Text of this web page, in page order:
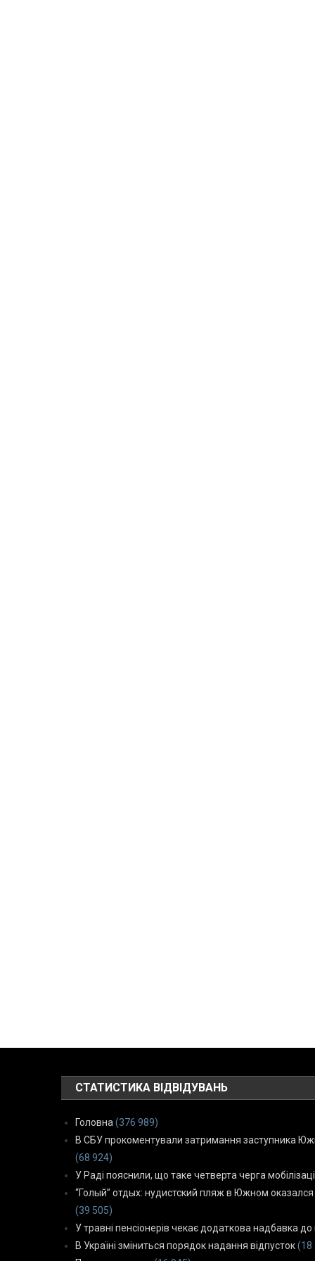
СТАТИСТИКА ВІДВІДУВАНЬ
Головна (376 989)
В СБУ прокоментували затримання заступника
(68 924)
У Раді пояснили, що таке четверта черга
“Голый” отдых: нудистский пляж в Южном
(39 505)
У травні пенсіонерів чекає додаткова надбавка до
В Україні зміниться порядок надання відпусток (18